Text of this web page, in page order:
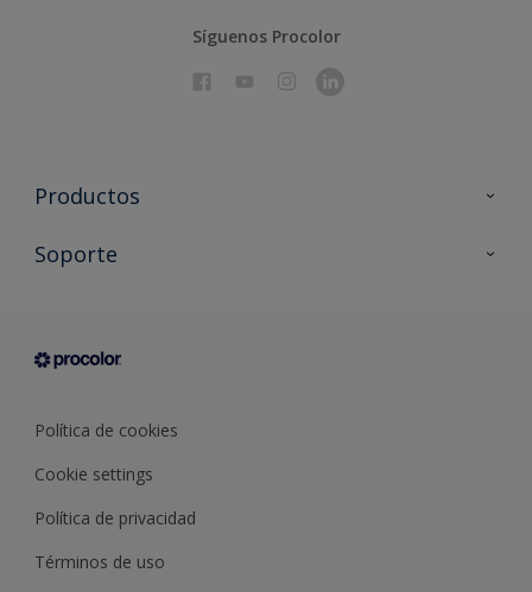
Síguenos Procolor
Productos
Todos los productos
Condiciones generales de venta
Soporte
Sobre Procolor
Política de cookies
Cookie settings
Política de privacidad
Términos de uso